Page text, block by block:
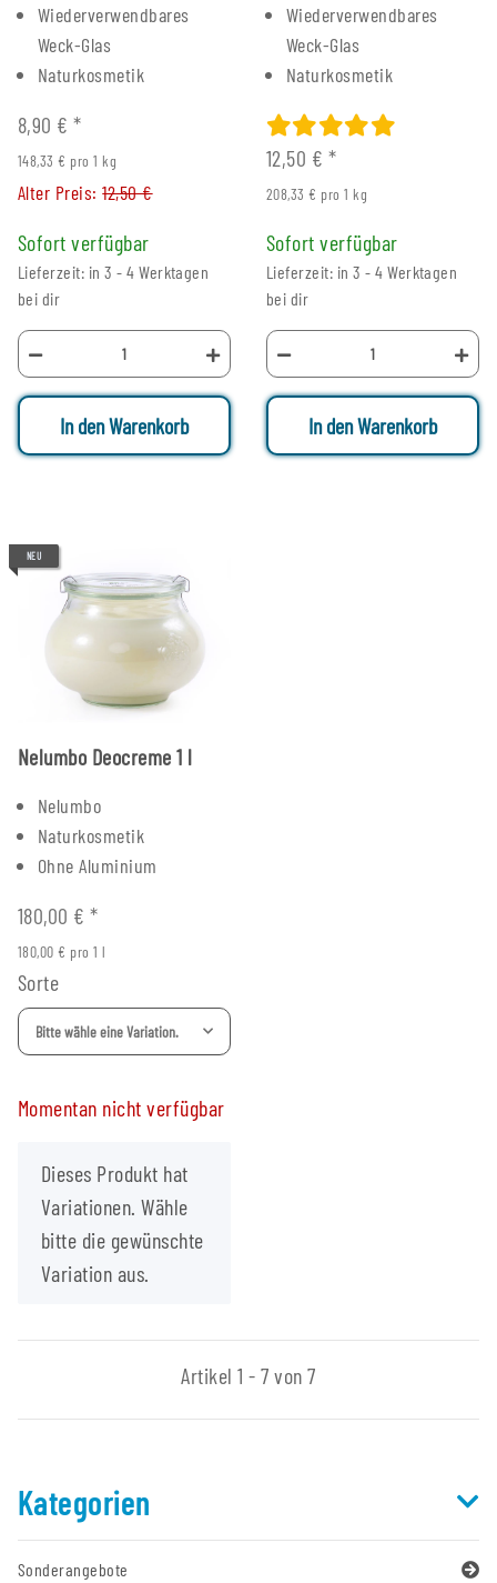
Wiederverwendbares
Weck-Glas
Naturkosmetik
8,90 €*
148,33 € pro 1 kg
Alter Preis:12,50 €
Sofort verfügbar
Lieferzeit: in 3 - 4 Werktagen
bei dir
In den Warenkorb
Wiederverwendbares
Weck-Glas
Naturkosmetik
12,50 € *
208,33 € pro 1 kg
Sofort verfügbar
Lieferzeit: in 3 - 4 Werktagen
bei dir
In den Warenkorb
NEU
Nelumbo Deocreme 1 l
Nelumbo
Naturkosmetik
Ohne Aluminium
180,00 €*
180,00 € pro 1 l
Sorte
Bitte wähle eine Variation.
Momentan nicht verfügbar
x
Dieses Produkt hat
Variationen. Wähle
bitte die gewünschte
Variation aus.
Artikel 1 - 7 von 7
Kategorien
Sonderangebote